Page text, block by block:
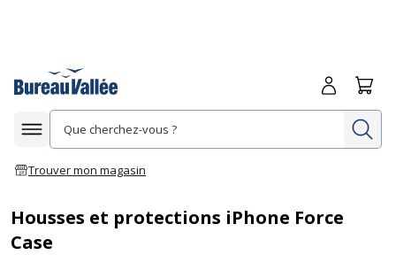
Afficher la navigation
Trouver mon magasin
Me
Housses et protections iPhone Force
Case